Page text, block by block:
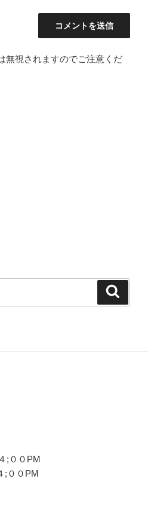
無視されますのでご注意くだ
;００PM
;００PM